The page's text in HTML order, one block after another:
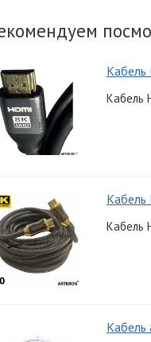
Кабель
Кабель
Кабель
Кабель
Кабель